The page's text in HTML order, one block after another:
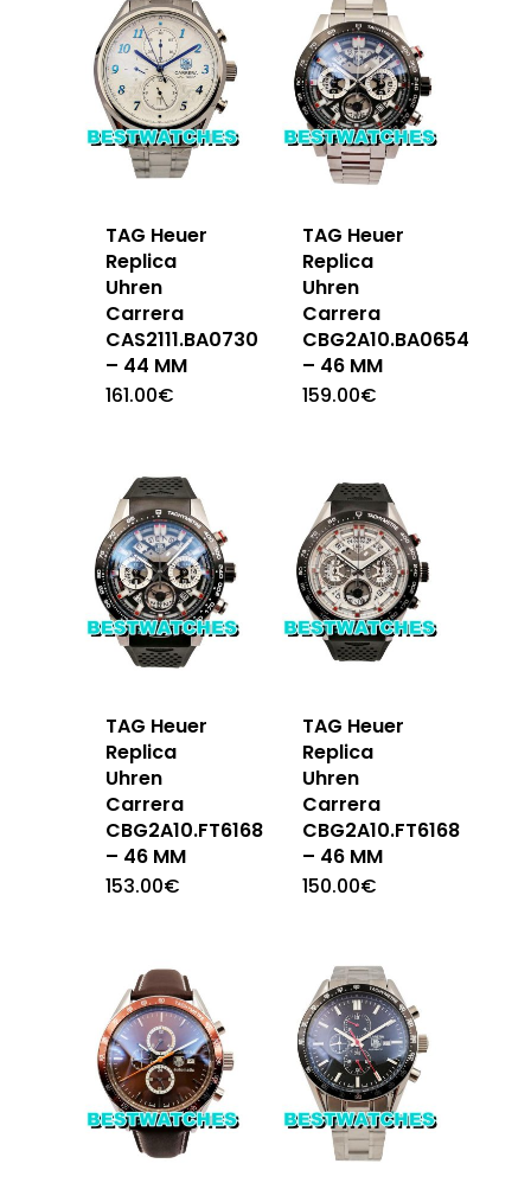
TAG Heuer
Replica
Uhren
Carrera
CAS2111.BA0730
– 44 MM
161.00€
TAG Heuer
Replica
Uhren
Carrera
CBG2A10.BA0654
– 46 MM
159.00€
TAG Heuer
Replica
Uhren
Carrera
CBG2A10.FT6168
– 46 MM
153.00€
TAG Heuer
Replica
Uhren
Carrera
CBG2A10.FT6168
– 46 MM
150.00€